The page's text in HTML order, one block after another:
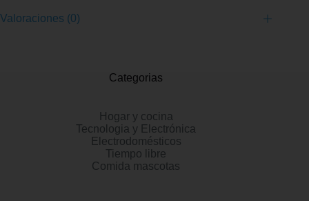
Valoraciones (0)
Categorias
Hogar y cocina
Tecnologia y Electrónica
Electrodomésticos
Tiempo libre
Comida mascotas